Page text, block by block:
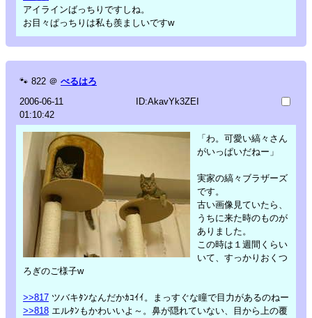
アイラインばっちりですしね。
お目々ぱっちりは私も羨ましいですw
🐾 822 ＠ べるはろ
2006-06-11
01:10:42
ID:AkavYk3ZEI
「わ。可愛い縞々さん
がいっぱいだねー」
実家の縞々ブラザーズ
です。
古い画像見ていたら、
うちに来た時のものが
ありました。
この時は１週間くらい
いて、すっかりおくつ
ろぎのご様子w
>>817 ツバキﾀﾝなんだかｶｺｲｲ。まっすぐな瞳で目力があるのねー
>>818 エルﾀﾝもかわいいよ～。鼻が隠れていない、目から上の覆